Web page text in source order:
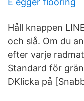
E egger flooring
Håll knappen
och slå. Om du
efter varje
Standard för
DKlicka på